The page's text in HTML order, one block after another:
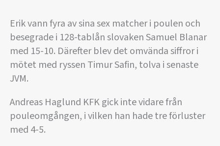
Erik vann fyra av sina sex matcher i poulen och
besegrade i 128-tablån slovaken Samuel Blanar
med 15-10. Därefter blev det omvända siffror i
mötet med ryssen Timur Safin, tolva i senaste
JVM.
Andreas Haglund KFK gick inte vidare från
pouleomgången, i vilken han hade tre förluster
med 4-5.